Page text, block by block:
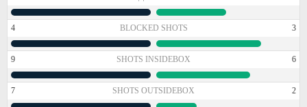
4 BLOCKED SHOTS 3
9 SHOTS INSIDEBOX 6
7 SHOTS OUTSIDEBOX 2